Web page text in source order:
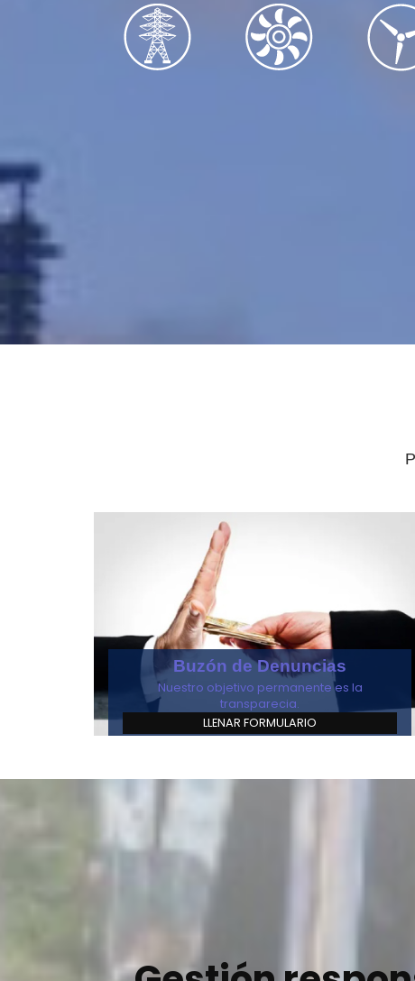
Buzón de Denuncias
Nuestro objetivo permanente es la
transparecia.
LLENAR FORMULARIO